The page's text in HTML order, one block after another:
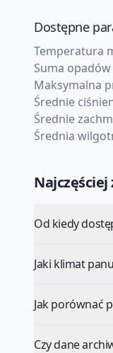
Dostępne
Temperatura
Suma
Maksymalna
Średnie
Średnie
Średnia
Od kiedy
Jaki klimat
Jak porównać
Czy dane